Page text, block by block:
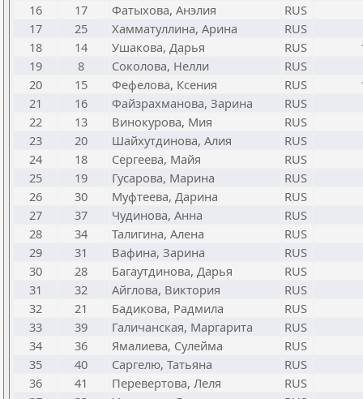
16
17 Фатыхова, Анэлия
RUS
17
25 Хамматуллина, Арина
RUS
18
14 Ушакова, Дарья RUS
19
8 Соколова, Нелли
RUS
20
15 Фефелова, Ксения RUS
21
16 Файзрахманова, Зарина
RUS
22
13 Винокурова, Мия
RUS
23
20 Шайхутдинова, Алия
RUS
24
18 Сергеева, Майя
RUS
25
19 Гусарова, Марина
RUS
26
30 Муфтеева, Дарина
RUS
27
37 Чудинова, Анна
RUS
28
34 Талигина, Алена
RUS
29
31 Вафина, Зарина
RUS
30
28 Багаутдинова, Дарья
RUS
31
32 Айглова, Виктория
RUS
32
21 Бадикова, Радмила
RUS
33
39 Галичанская, Маргарита
RUS
34
36 Ямалиева, Сулейма
RUS
35
40 Саргелю, Татьяна
RUS
36
41 Перевертова, Леля
RUS